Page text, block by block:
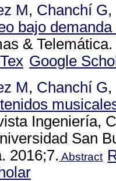
M, Chanchí G,
bajo
&
Google
M, Chanchí G,
Ingeniería,
San
2016;7. Abstract